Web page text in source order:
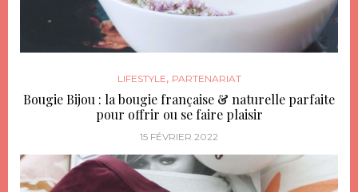
LIFESTYLE, PARTENARIAT
Bougie Bijou : la bougie française & naturelle parfaite
pour offrir ou se faire plaisir
15 FÉVRIER 2022